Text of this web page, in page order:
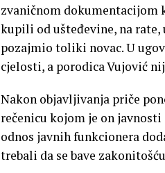
zvaničnom dokumentacijom
kupili od ušteđevine, na
pozajmio toliki novac. U
cjelosti, a porodica Vujović
Nakon objavljivanja priče
rečenicu kojom je on
odnos javnih funkcionera
trebali da se bave